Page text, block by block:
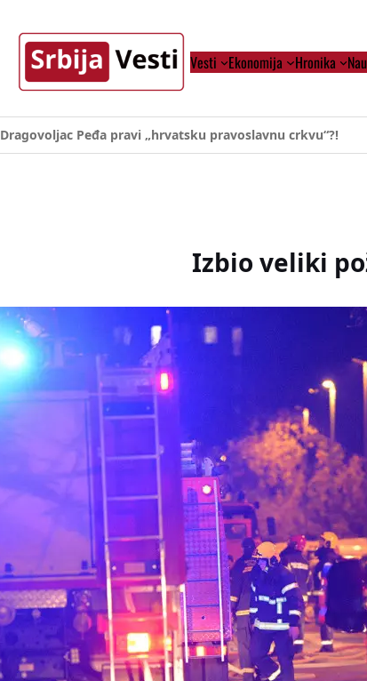
Vesti Ekonomija Hronika
Đilas/Šolak propaganda uspela u dehumanizaciji Vučića
Izbio veliki